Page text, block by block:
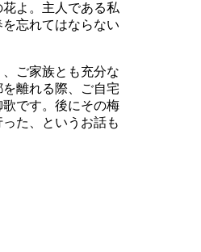
よ。主人である私
忘れてはならない
ご家族とも充分な
離れる際、ご自宅
です。後にその梅
た、というお話も